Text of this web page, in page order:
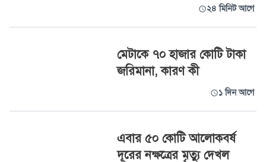
২৪ মিনিট আগে
মেটাকে ৭০ হাজার কোটি টাকা
জরিমানা, কারণ কী
১ দিন আগে
এবার ৫০ কোটি আলোকবর্ষ
দূরের নক্ষত্রের মৃত্যু দেখল